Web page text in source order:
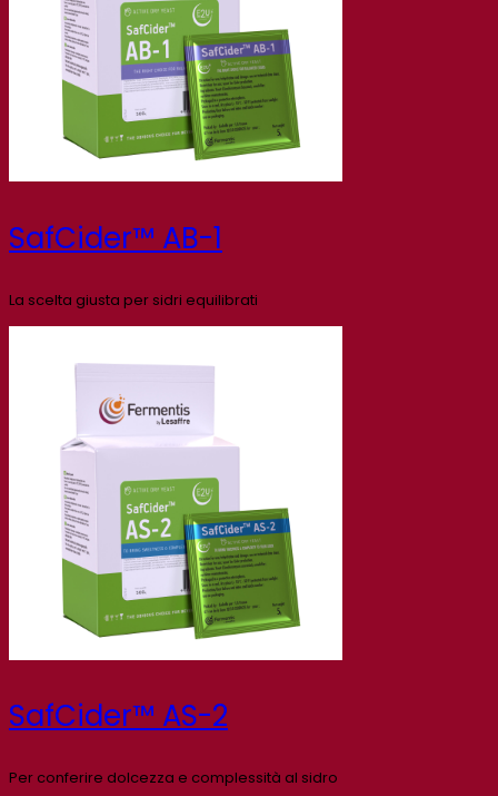
SafCider™ AB-1
La scelta giusta per sidri equilibrati
SafCider™ AS-2
Per conferire dolcezza e complessità al sidro